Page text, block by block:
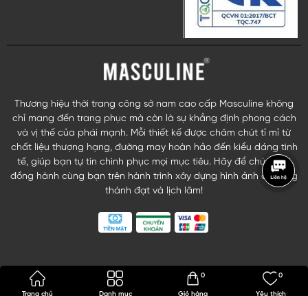
Thương hiệu thời trang công sở nam cao cấp Masculine không
chỉ mang đến trang phục mà còn là sự khẳng định phong cách
và vị thế của phái mạnh. Mỗi thiết kế được chăm chút tỉ mỉ từ
chất liệu thượng hạng, đường may hoàn hảo đến kiểu dáng tinh
tế, giúp bạn tự tin chinh phục mọi mục tiêu. Hãy để chúng tôi
đồng hành cùng bạn trên hành trình xây dựng hình ảnh quý ông
thành đạt và lịch lãm!
Trang chủ Danh mục Giỏ hàng
0
Yêu thích
0